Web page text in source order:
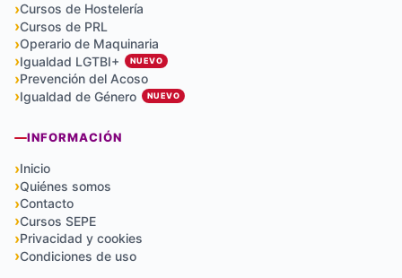
Cursos de Hostelería
Cursos de PRL
Operario de Maquinaria
Igualdad LGTBI+
NUEVO
Prevención del Acoso
Igualdad de Género
NUEVO
INFORMACIÓN
Inicio
Quiénes somos
Contacto
Cursos SEPE
Privacidad y cookies
Condiciones de uso